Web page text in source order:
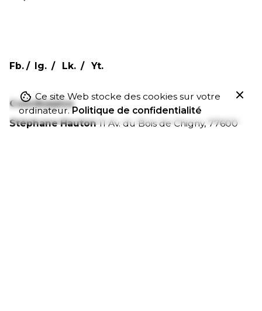
Couleurs
780€
Fb. / Ig. / Lk. / Yt.
Coordonnées
Stéphane Hauton11 Av. du Bois de Chigny, 77600
Ce site Web stocke des cookies sur votre
ordinateur.Politique de confidentialité